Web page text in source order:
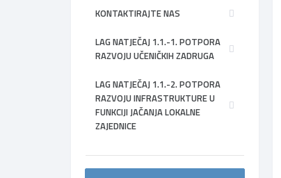
KONTAKTIRAJTE NAS
LAG NATJEČAJ 1.1.-1. POTPORA
RAZVOJU UČENIČKIH ZADRUGA
LAG NATJEČAJ 1.1.-2. POTPORA
RAZVOJU INFRASTRUKTURE U
FUNKCIJI JAČANJA LOKALNE
ZAJEDNICE